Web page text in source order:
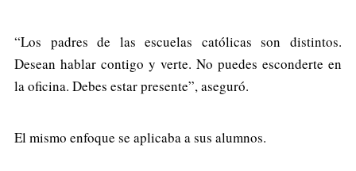
“Los padres de las escuelas católicas son distintos.
Desean hablar contigo y verte. No puedes esconderte en
la oficina. Debes estar presente”, aseguró.
El mismo enfoque se aplicaba a sus alumnos.